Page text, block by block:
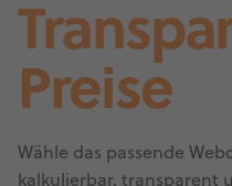
Preise
Wähle das passende
kalkulierbar, transparent